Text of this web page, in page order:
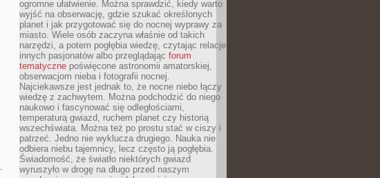
ogromne ułatwienie. Można sprawdzić, kiedy warto
wyjść na obserwację, gdzie szukać określonych
planet i jak przygotować się do nocnej wyprawy za
miasto. Wiele osób zaczyna właśnie od takich
narzędzi, a potem pogłębia wiedzę, czytając relacje
innych pasjonatów albo przeglądając forum
tematyczne poświęcone astronomii amatorskiej,
obserwacjom nieba i fotografii nocnej.
Najciekawsze jest jednak to, że nocne niebo łączy
wiedzę z zachwytem. Można podchodzić do niego
naukowo i fascynować się odległościami,
temperaturą gwiazd, ruchem planet czy historią
wszechświata. Można też po prostu stać w ciszy i
patrzeć. Jedno nie wyklucza drugiego. Nauka nie
odbiera niebu tajemnicy, lecz często ją pogłębia.
Świadomość, że światło niektórych gwiazd
wyruszyło w drogę na długo przed naszym